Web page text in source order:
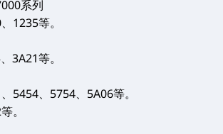
系列
1235等。
3A21等。
5454、5754、5A06等。
。